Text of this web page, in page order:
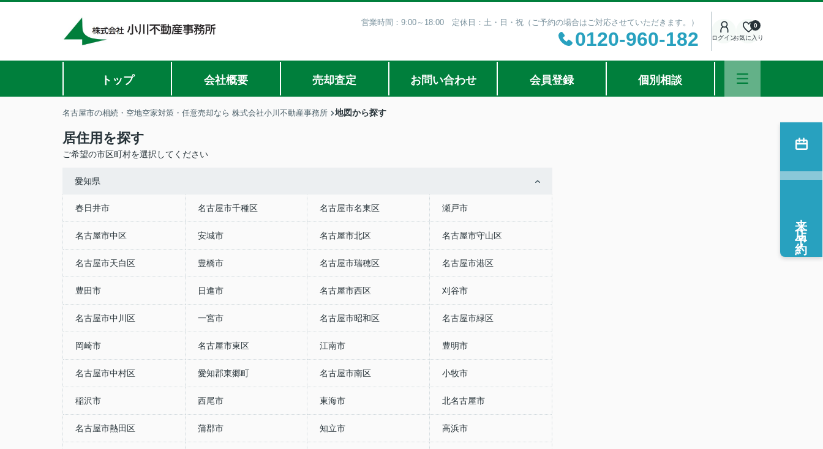
営業時間：9:00～18:00 定休日：土・日・祝（ご予約の場合はご対応させていただきます。）
0120-960-182 ログインお気に入り
0
トップ 会社概要 売却査定 お問い合わせ 会員登録 個別相談
名古屋市の相続・空地空家対策・任意売却なら 株式会社小川不動産事務所 地図から探す
居住用を探す
ご希望の市区町村を選択してください
愛知県
春日井市 名古屋市千種区 名古屋市名東区 瀬戸市
名古屋市中区 安城市 名古屋市北区 名古屋市守山区
名古屋市天白区 豊橋市 名古屋市瑞穂区 名古屋市港区
豊田市 日進市 名古屋市西区 刈谷市
名古屋市中川区 一宮市 名古屋市昭和区 名古屋市緑区
岡崎市 名古屋市東区 江南市 豊明市
名古屋市中村区 愛知郡東郷町 名古屋市南区 小牧市
稲沢市 西尾市 東海市 北名古屋市
名古屋市熱田区 蒲郡市 知立市 高浜市
来店予約